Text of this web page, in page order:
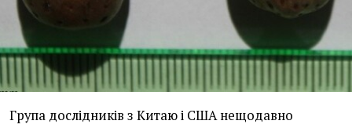
Група дослідників з Китаю і США нещодавно